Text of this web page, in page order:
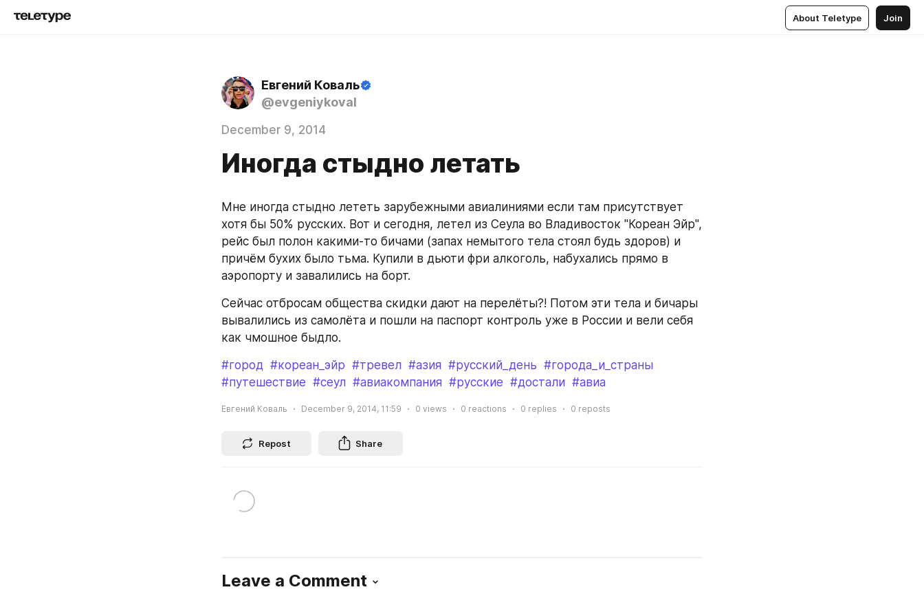
About Teletype Join
Евгений Коваль
@evgeniykoval
December 9, 2014
Иногда стыдно летать
Мне иногда стыдно лететь зарубежными авиалиниями если там присутствует
хотя бы 50% русских. Вот и сегодня, летел из Сеула во Владивосток "Кореан Эйр",
рейс был полон какими-то бичами (запах немытого тела стоял будь здоров) и
причём бухих было тьма. Купили в дьюти фри алкоголь, набухались прямо в
аэропорту и завалились на борт.
Сейчас отбросам общества скидки дают на перелёты?! Потом эти тела и бичары
вывалились из самолёта и пошли на паспорт контроль уже в России и вели себя
как чмошное быдло.
#город #кореан_эйр #тревел #азия #русский_день #города_и_страны
#путешествие #сеул #авиакомпания #русские #достали #авиа
Евгений Коваль December 9, 2014, 11:59 0 views 0 reactions 0 replies 0 reposts
Repost Share
Leave a Comment